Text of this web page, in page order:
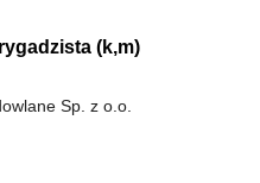
(k,m)
Sp. z o.o.